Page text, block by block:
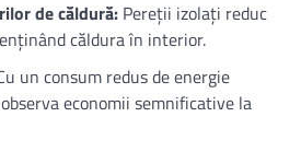
de căldură: Pereții izolați reduc
căldura în interior.
un consum redus de energie
economii semnificative la